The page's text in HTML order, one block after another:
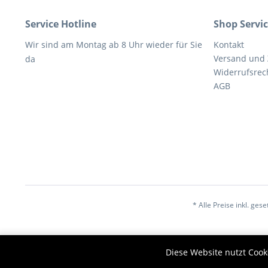
Service Hotline
Wir sind am Montag ab 8 Uhr wieder für Sie
da
Shop
Kontakt
Versand
AGB
* Alle Preise inkl.
Diese Website nutzt